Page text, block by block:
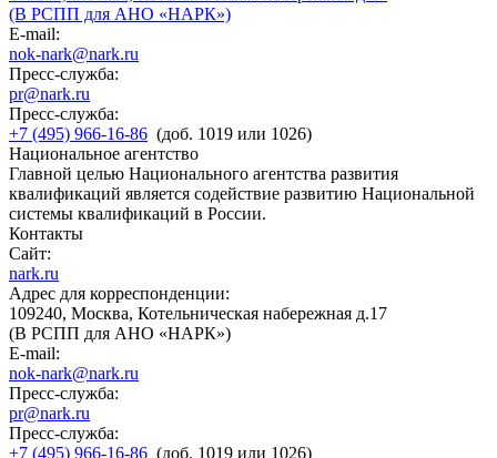
(В РСПП для АНО «НАРК»)
E-mail:
nok-nark@nark.ru
Пресс-служба:
pr@nark.ru
Пресс-служба:
+7 (495) 966-16-86 (доб. 1019 или 1026)
Национальное агентство
Главной целью Национального агентства развития
квалификаций является содействие развитию Национальной
системы квалификаций в России.
Контакты
Сайт:
nark.ru
Адрес для корреспонденции:
109240, Москва, Котельническая набережная д.17
(В РСПП для АНО «НАРК»)
E-mail:
nok-nark@nark.ru
Пресс-служба:
pr@nark.ru
Пресс-служба:
+7 (495) 966-16-86 (доб. 1019 или 1026)